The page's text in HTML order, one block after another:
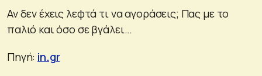
Αν δεν έχεις λεφτά τι να αγοράσεις; Πας με το
παλιό και όσο σε βγάλει…
Πηγή: in.gr